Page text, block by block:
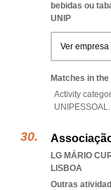
bebidas ou
UNIP
Ver empresa
Matches in
Activity
UNIPESSOAL
LG MÁRIO
LISBOA
Outras